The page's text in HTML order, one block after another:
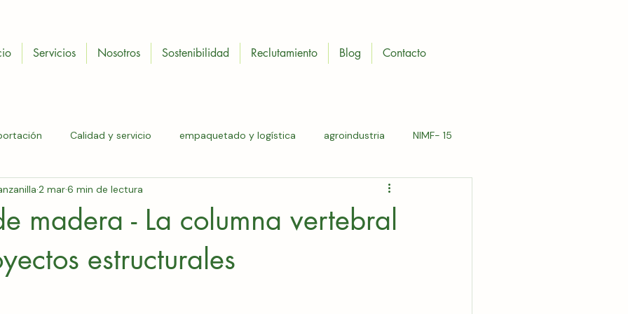
Servicios Nosotros Sostenibilidad Reclutamiento Blog Contacto
Calidad y servicio empaquetado y logística agroindustria NIMF- 15
madera tipo C
tablas de madera
madera - La columna vertebral
estructurales
2 mar6 min de lectura